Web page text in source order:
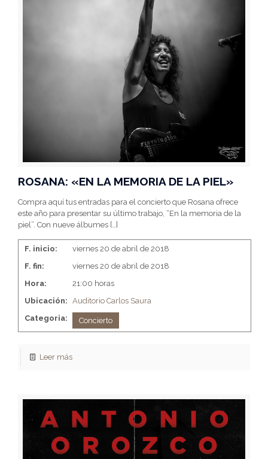
ROSANA: «EN LA MEMORIA DE LA PIEL»
Compra aquí tus entradas para el concierto que Rosana ofrece
este año para presentar su último trabajo, “En la memoria de la
piel”. Con nueve álbumes […]
F. inicio:
viernes 20 de abril de 2018
F. fin:
viernes 20 de abril de 2018
Hora:
21:00 horas
Ubicación: Auditorio Carlos Saura
Categoria:
Concierto
Leer más